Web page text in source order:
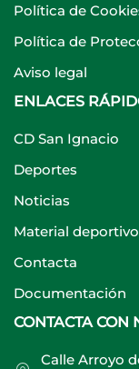
Política de
Política de
Aviso legal
ENLACES
CD San Ignacio
Deportes
Noticias
Material deportivo
Contacta
Documentación
CONTACTA CON
Calle Arroyo